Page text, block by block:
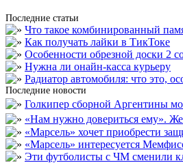
Последние статьи
Что такое комбинированный
Как получать лайки в ТикТоке
Особенности обрезной доски 2
Нужна ли онайн-касса курьеру
Радиатор автомобиля: что это,
Последние новости
Голкипер сборной Аргентины
«Нам нужно довериться ему».
«Марсель» хочет приобрести
«Марсель» интересуется
Эти футболисты с ЧМ сменили